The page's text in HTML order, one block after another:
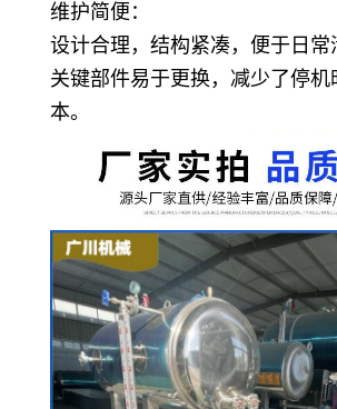
维护简便：
设计合理，结构紧凑，便于日常
关键部件易于更换，减少了停机
本。